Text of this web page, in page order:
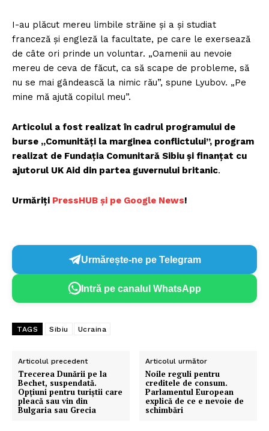
I-au plăcut mereu limbile străine și a și studiat
franceză și engleză la facultate, pe care le exersează
de câte ori prinde un voluntar. „Oamenii au nevoie
mereu de ceva de făcut, ca să scape de probleme, să
nu se mai gândească la nimic rău”, spune Lyubov. „Pe
mine mă ajută copilul meu”.
Articolul a fost realizat în cadrul programului de
burse „Comunități la marginea conflictului”, program
realizat de Fundația Comunitară Sibiu și finanțat cu
ajutorul UK Aid din partea guvernului britanic.
Urmăriți PressHUB și pe Google News!
Urmărește-ne pe Telegram
Intră pe canalul WhatsApp
TAGS Sibiu Ucraina
Articolul precedent
Trecerea Dunării pe la
Bechet, suspendată.
Opţiuni pentru turiştii care
pleacă sau vin din
Bulgaria sau Grecia
Articolul următor
Noile reguli pentru
creditele de consum.
Parlamentul European
explică de ce e nevoie de
schimbări